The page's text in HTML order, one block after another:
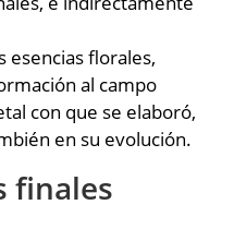
esencias florales,
al campo
con que se elaboró,
en su evolución.
finales